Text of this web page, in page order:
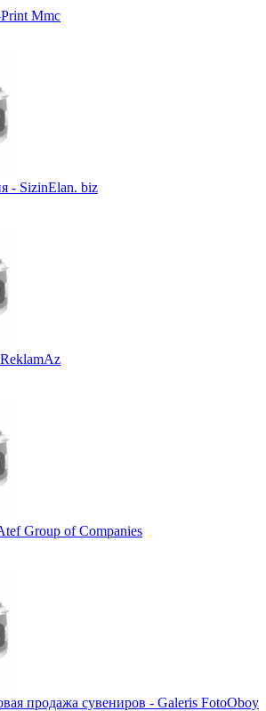
Mmc
- SizinElan. biz
Group of Companies
продажа сувениров - Galeris FotoOboy